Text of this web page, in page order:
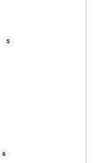
5
6